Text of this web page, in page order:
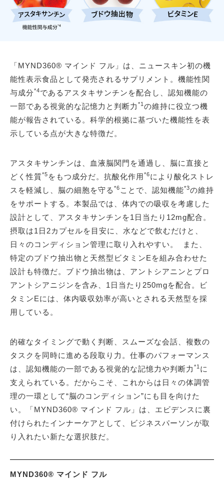
「MYND360® マインド フル」は、ニュースキン初の機
能性表示食品として発売されるサプリメント。機能性関
与成分*4であるアスタキサンチンを配合し、認知機能の
一部である視覚的な記憶力と判断力 *1 の維持に役立つ機
能が報告されている。科学的根拠に基づいた機能性を表
示している点が大きな特徴だ。
アスタキサンチンは、血液脳関門を通過し、脳に直接と
どく性質*5 をもつ成分だ。抗酸化作用*6により酸化ストレ
スを軽減し、脳の細胞を守る *6 ことで、認知機能*3の維持
をサポートする。本製品では、体内での吸収を考慮した
設計として、アスタキサンチンを1日当たり12mg配合。
摂取は1日2カプセルを目安に、水などで飲むだけと、
日々のコンディション管理に取り入れやすい。 また、
特定のブドウ抽出物と天然型ビタミンEを組み合わせた
設計も特徴だ。ブドウ抽出物は、アントシアニンとプロ
アントシアニジンを含み、1日当たり250mgを配合。ビ
タミンEには、体内吸収効率が高いとされる天然型を採
用している。
的確なタイミングで動く判断、スムーズな会話、複数の
タスクを同時に進める段取り力。仕事のパフォーマンス
は、認知機能の一部である視覚的な記憶力や判断力 *1 に
支えられている。だからこそ、これからは日々の体調管
理の一環として“脳のコンディション”にも目を向けた
い。「MYND360® マインド フル」は、エビデンスに裏
付けられたインナーケアとして、ビジネスパーソンが取
り入れたい新たな選択肢だ。
MYND360® マインド フル